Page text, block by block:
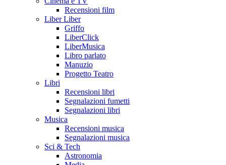
Recensioni film
Liber Liber
Griffo
LiberClick
LiberMusica
Libro parlato
Manuzio
Progetto Teatro
Libri
Recensioni libri
Segnalazioni fumetti
Segnalazioni libri
Musica
Recensioni musica
Segnalazioni musica
Sci & Tech
Astronomia